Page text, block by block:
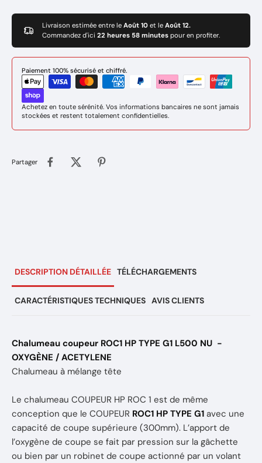
Livraison estimée entre le Août 10 et le Août 12.
Commandez d'ici 22 heures 58 minutes pour en profiter.
Paiement 100% sécurisé et chiffré.
Achetez en toute sérénité. Vos informations bancaires ne sont jamais
stockées et restent totalement confidentielles.
Partager
DESCRIPTION DÉTAILLÉE TÉLÉCHARGEMENTS
CARACTÉRISTIQUES TECHNIQUES AVIS CLIENTS
Chalumeau coupeur ROC1 HP TYPE G1 L500 NU -
OXYGÈNE / ACETYLENE
Chalumeau à mélange tête
Le chalumeau COUPEUR HP ROC 1 est de même
conception que le COUPEUR ROC1 HP TYPE G1 avec une
capacité de coupe supérieure (300mm). L’apport de
l’oxygène de coupe se fait par pression sur la gâchette
ou bien par un robinet de coupe actionné par un volant